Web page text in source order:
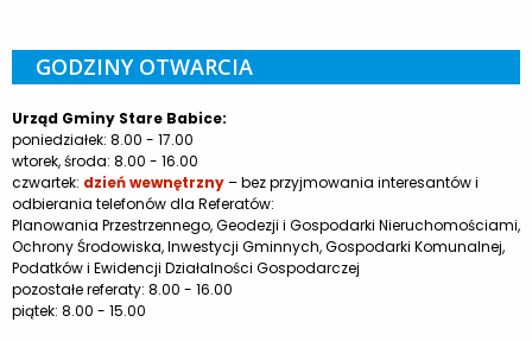
GODZINY OTWARCIA
Urząd Gminy Stare Babice:
poniedziałek: 8.00 - 17.00
wtorek, środa: 8.00 - 16.00
czwartek: dzień wewnętrzny– bez przyjmowania interesantów i
odbierania telefonów dla Referatów:
Planowania Przestrzennego, Geodezji i Gospodarki Nieruchomościami,
Ochrony Środowiska, Inwestycji Gminnych, Gospodarki Komunalnej,
Podatków i Ewidencji Działalności Gospodarczej
pozostałe referaty: 8.00 - 16.00
piątek: 8.00 - 15.00